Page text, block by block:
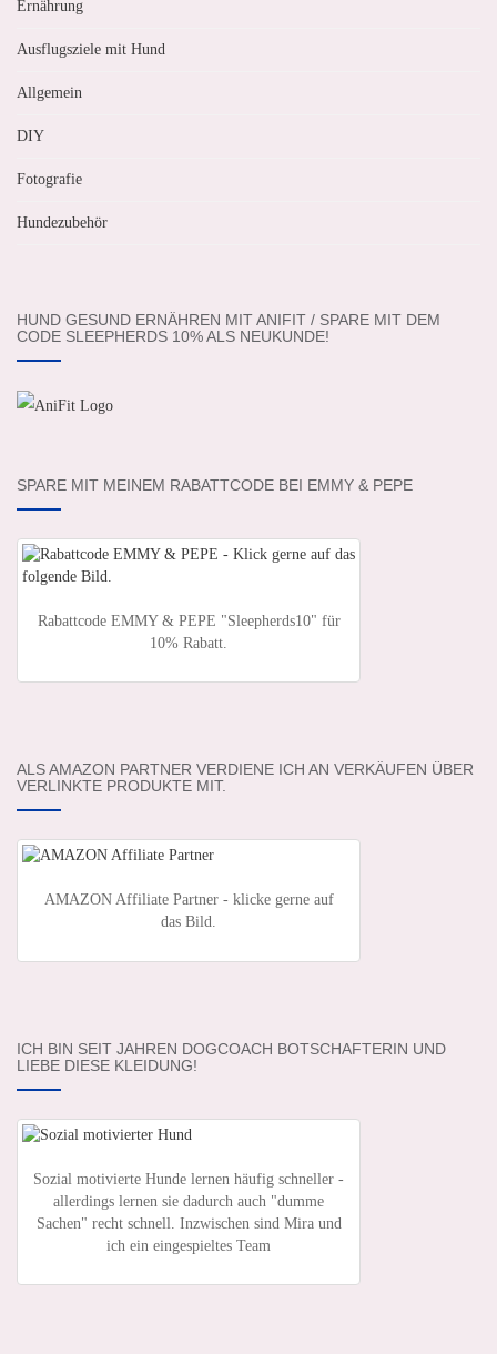
Ernährung
Ausflugsziele mit Hund
Allgemein
DIY
Fotografie
Hundezubehör
HUND GESUND ERNÄHREN MIT ANIFIT / SPARE MIT DEM
CODE SLEEPHERDS 10% ALS NEUKUNDE!
SPARE MIT MEINEM RABATTCODE BEI EMMY & PEPE
Rabattcode EMMY & PEPE "Sleepherds10" für
10% Rabatt.
ALS AMAZON PARTNER VERDIENE ICH AN VERKÄUFEN ÜBER
VERLINKTE PRODUKTE MIT.
AMAZON Affiliate Partner - klicke gerne auf
das Bild.
ICH BIN SEIT JAHREN DOGCOACH BOTSCHAFTERIN UND
LIEBE DIESE KLEIDUNG!
Sozial motivierte Hunde lernen häufig schneller -
allerdings lernen sie dadurch auch "dumme
Sachen" recht schnell. Inzwischen sind Mira und
ich ein eingespieltes Team